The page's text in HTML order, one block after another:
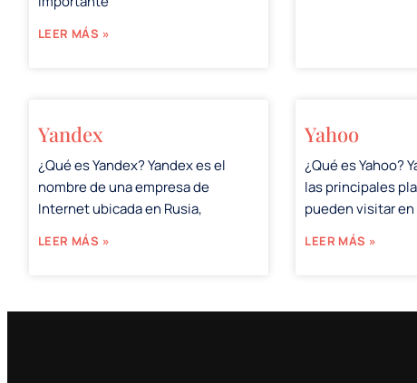
LEER MÁS »
Yandex
¿Qué es Yandex? Yandex es el
nombre de una empresa de
Internet ubicada en Rusia,
LEER MÁS »
Yahoo
¿Qué es Yahoo?
las principales
pueden visitar en
LEER MÁS »